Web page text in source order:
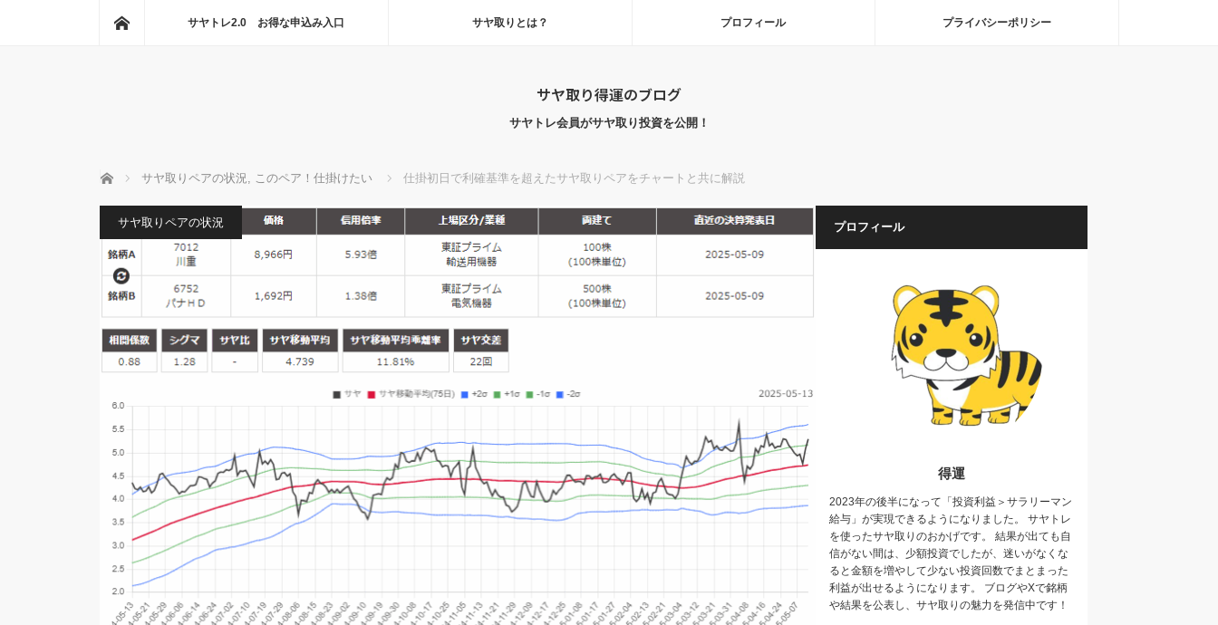
サヤトレ2.0 お得な申込み入口 サヤ取りとは？ プロフィール プライバシーポリシー
サヤ取り得運のブログ
サヤトレ会員がサヤ取り投資を公開！
ホーム サヤ取りペアの状況, このペア！仕掛けたい 仕掛初日で利確基準を超えたサヤ取りペアをチャートと共に解説
サヤ取りペアの状況 プロフィール
得運
2023年の後半になって「投資利益＞サラリーマン
給与」が実現できるようになりました。 サヤトレ
を使ったサヤ取りのおかげです。 結果が出ても自
信がない間は、少額投資でしたが、迷いがなくな
ると金額を増やして少ない投資回数でまとまった
利益が出せるようになります。 ブログやXで銘柄
や結果を公表し、サヤ取りの魅力を発信中です！